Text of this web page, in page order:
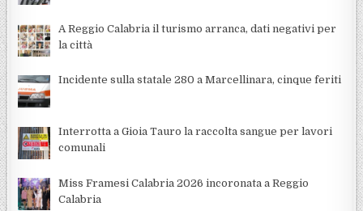
A Reggio Calabria il turismo arranca, dati negativi per
la città
Incidente sulla statale 280 a Marcellinara, cinque feriti
Interrotta a Gioia Tauro la raccolta sangue per lavori
comunali
Miss Framesi Calabria 2026 incoronata a Reggio
Calabria